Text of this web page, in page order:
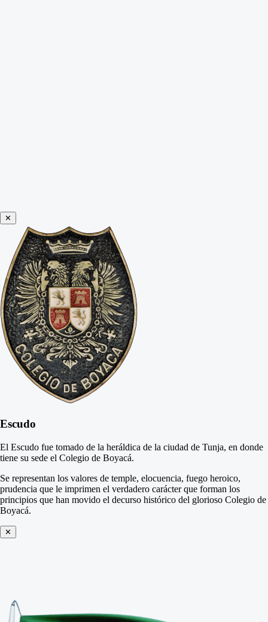
✕
Escudo
El Escudo fue tomado de la heráldica de la ciudad de Tunja, en donde
tiene su sede el Colegio de Boyacá.
Se representan los valores de temple, elocuencia, fuego heroico,
prudencia que le imprimen el verdadero carácter que forman los
principios que han movido el decurso histórico del glorioso Colegio de
Boyacá.
✕